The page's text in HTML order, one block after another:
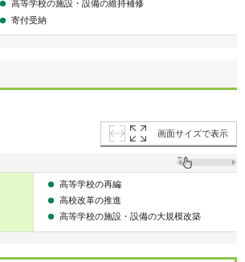
高等学校の施設・設備の維持補修
寄付受納
画面サイズで表示
高等学校の再編
高校改革の推進
高等学校の施設・設備の大規模改築